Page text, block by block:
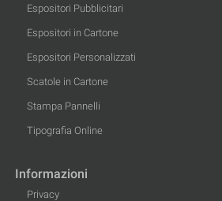
Espositori Pubblicitari
Espositori in Cartone
Espositori Personalizzati
Scatole in Cartone
Stampa Pannelli
Tipografia Online
Informazioni
Privacy